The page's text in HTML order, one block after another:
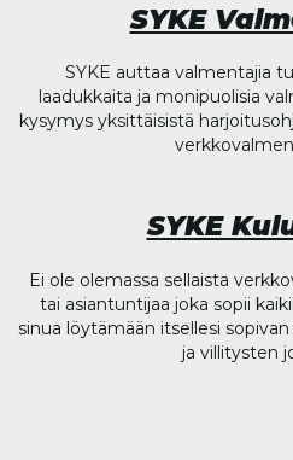
SYKE
SYKE auttaa valmentajia
laadukkaita ja monipuolisia
kysymys yksittäisistä
SYKE
Ei ole olemassa sellaista
tai asiantuntijaa joka sopii
sinua löytämään itsellesi
ja villitysten